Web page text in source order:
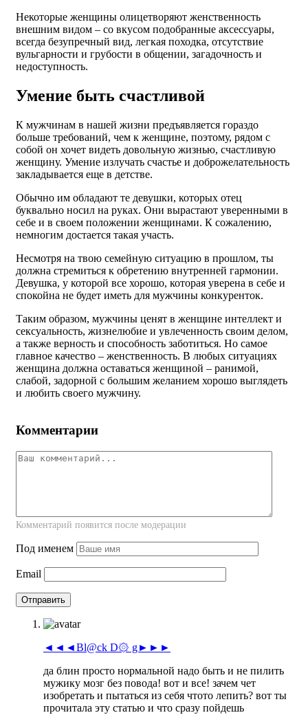
Некоторые женщины олицетворяют женственность
внешним видом – со вкусом подобранные аксессуары,
всегда безупречный вид, легкая походка, отсутствие
вульгарности и грубости в общении, загадочность и
недоступность.
Умение быть счастливой
К мужчинам в нашей жизни предъявляется гораздо
больше требований, чем к женщине, поэтому, рядом с
собой он хочет видеть довольную жизнью, счастливую
женщину. Умение излучать счастье и доброжелательность
закладывается еще в детстве.
Обычно им обладают те девушки, которых отец
буквально носил на руках. Они вырастают уверенными в
себе и в своем положении женщинами. К сожалению,
немногим достается такая участь.
Несмотря на твою семейную ситуацию в прошлом, ты
должна стремиться к обретению внутренней гармонии.
Девушка, у которой все хорошо, которая уверена в себе и
спокойна не будет иметь для мужчины конкуренток.
Таким образом, мужчины ценят в женщине интеллект и
сексуальность, жизнелюбие и увлеченность своим делом,
а также верность и способность заботиться. Но самое
главное качество – женственность. В любых ситуациях
женщина должна оставаться женщиной – ранимой,
слабой, задорной с большим желанием хорошо выглядеть
и любить своего мужчину.
Комментарии
Комментарий появится после модерации
Под именем
Email
◄◄◄Bl@ck D۞ g►►►
да блин просто нормальной надо быть и не пилить
мужику мозг без повода! вот и все! зачем чет
изобретать и пытаться из себя чтото лепить? вот ты
прочитала эту статью и что сразу пойдешь